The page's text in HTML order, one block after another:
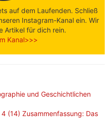
auf dem Laufenden. Schließ
Instagram-Kanal ein. Wir
Artikel für dich rein.
Kanal>>>
und Geschichtlichen
(14) Zusammenfassung: Das